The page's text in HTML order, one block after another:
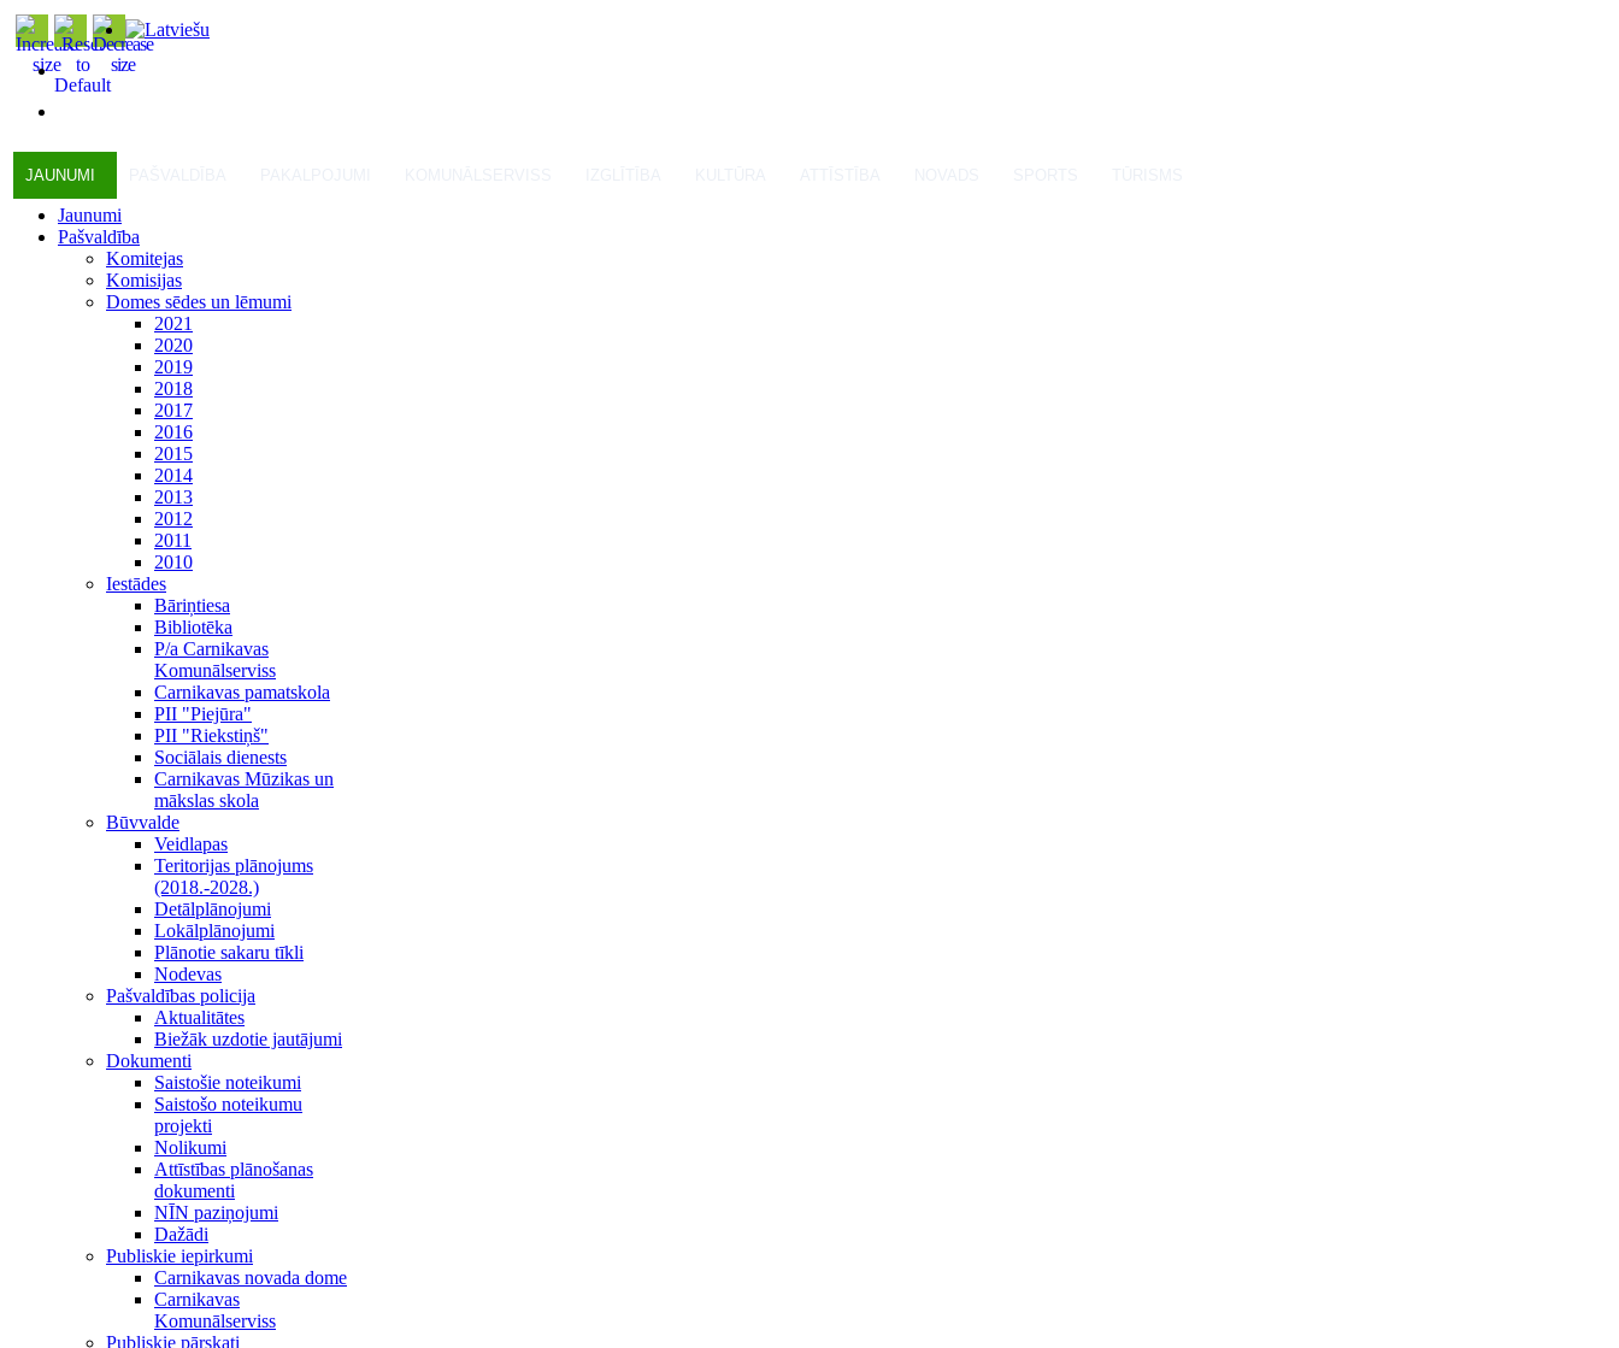
JAUNUMI
Jaunumi
Pašvaldība
Komitejas
Komisijas
Domes sēdes un lēmumi
2021
2020
2019
2018
2017
2016
2015
2014
2013
2012
2011
2010
Iestādes
Bāriņtiesa
Bibliotēka
P/a Carnikavas
Komunālserviss
Carnikavas pamatskola
PII "Piejūra"
PII "Riekstiņš"
Sociālais dienests
Carnikavas Mūzikas un
mākslas skola
Būvvalde
Veidlapas
Teritorijas plānojums
(2018.-2028.)
Detālplānojumi
Lokālplānojumi
Plānotie sakaru tīkli
Nodevas
Pašvaldības policija
Aktualitātes
Biežāk uzdotie jautājumi
Dokumenti
Saistošie noteikumi
Saistošo noteikumu
projekti
Nolikumi
Attīstības plānošanas
dokumenti
NĪN paziņojumi
Dažādi
Publiskie iepirkumi
Carnikavas novada dome
Carnikavas
Komunālserviss
Publiskie pārskati